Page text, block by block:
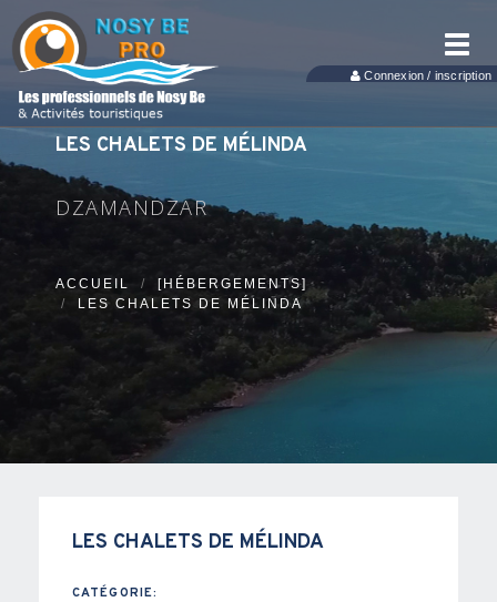
Connexion / inscription
LES CHALETS DE MÉLINDA
DZAMANDZAR
ACCUEIL
[HÉBERGEMENTS]
LES CHALETS DE MÉLINDA
LES CHALETS DE MÉLINDA
CATÉGORIE: